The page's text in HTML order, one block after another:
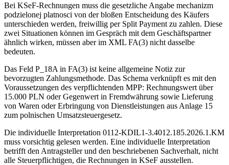
Bei KSeF-Rechnungen muss die gesetzliche Angabe mechanizm
podzielonej platnosci von der bloßen Entscheidung des Käufers
unterschieden werden, freiwillig per Split Payment zu zahlen. Diese
zwei Situationen können im Gespräch mit dem Geschäftspartner
ähnlich wirken, müssen aber im XML FA(3) nicht dasselbe
bedeuten.
Das Feld P_18A in FA(3) ist keine allgemeine Notiz zur
bevorzugten Zahlungsmethode. Das Schema verknüpft es mit den
Voraussetzungen des verpflichtenden MPP: Rechnungswert über
15.000 PLN oder Gegenwert in Fremdwährung sowie Lieferung
von Waren oder Erbringung von Dienstleistungen aus Anlage 15
zum polnischen Umsatzsteuergesetz.
Die individuelle Interpretation 0112-KDIL1-3.4012.185.2026.1.KM
muss vorsichtig gelesen werden. Eine individuelle Interpretation
betrifft den Antragsteller und den beschriebenen Sachverhalt, nicht
alle Steuerpflichtigen, die Rechnungen in KSeF ausstellen.